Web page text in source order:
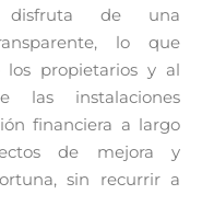
disfruta de una
lo que
propietarios y al
las instalaciones
financiera a largo
de mejora y
sin recurrir a